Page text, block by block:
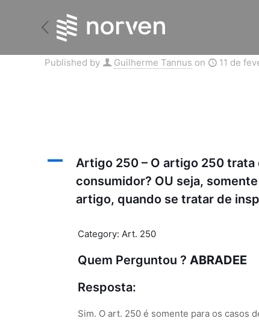
Published by Guilherme Tannus on 11 de
A
Artigo 250 – O artigo 250
consumidor? OU seja,
artigo, quando se tratar de
Category: Art. 250
Quem Perguntou ? ABRADEE
Resposta:
Sim. O art. 250 é somente para os casos